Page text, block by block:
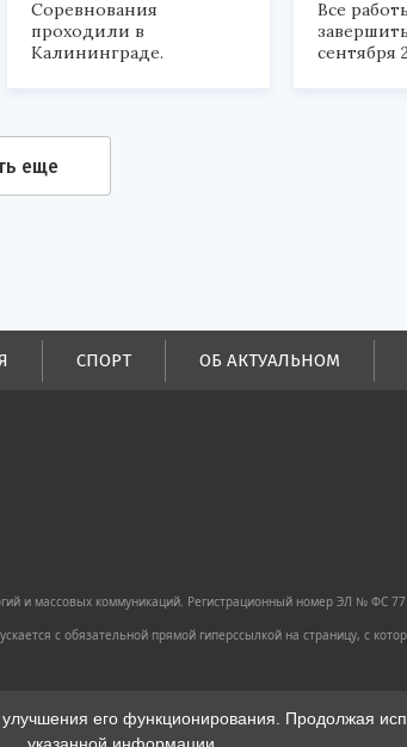
Соревнования
проходили в
Калининграде.
Все
сентября
еще
СПОРТ ОБ АКТУАЛЬНОМ
и массовых коммуникаций. Регистрационный номер ЭЛ № ФС
с обязательной прямой гиперссылкой на страницу, с
его функционирования. Продолжая